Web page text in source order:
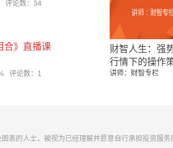
评论数：34
合》直播课
评论数：1
财智人生：强
行情下的操作
讲师：财智专栏
表的人士，被视为已经理解并愿意自行承担投资服